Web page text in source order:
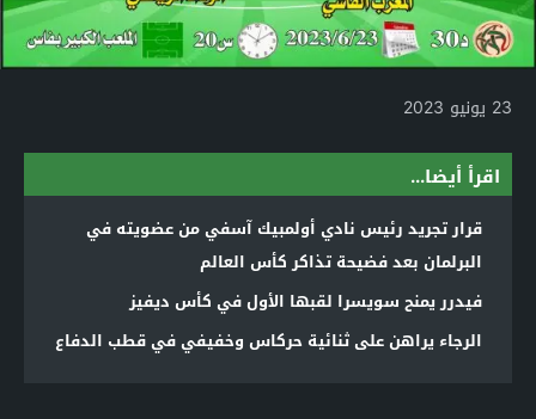
23 يونيو 2023
اقرأ أيضا...
قرار تجريد رئيس نادي أولمبيك آسفي من عضويته في
البرلمان بعد فضيحة تذاكر كأس العالم
فيدرر يمنح سويسرا لقبها الأول في كأس ديفيز
الرجاء يراهن على ثنائية حركاس وخفيفي في قطب الدفاع